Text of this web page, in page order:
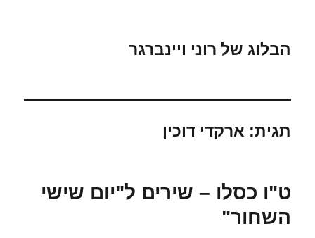
הבלוג של רוני ויינברגר
תגית: ארקדי דוכין
ט"ו כסלו – שירים ל"יום שישי
השחור"